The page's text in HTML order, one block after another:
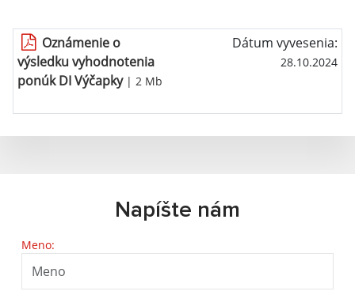
Oznámenie o
výsledku vyhodnotenia
ponúk DI Výčapky| 2 Mb
Dátum vyvesenia:
28.10.2024
Napíšte nám
Meno: